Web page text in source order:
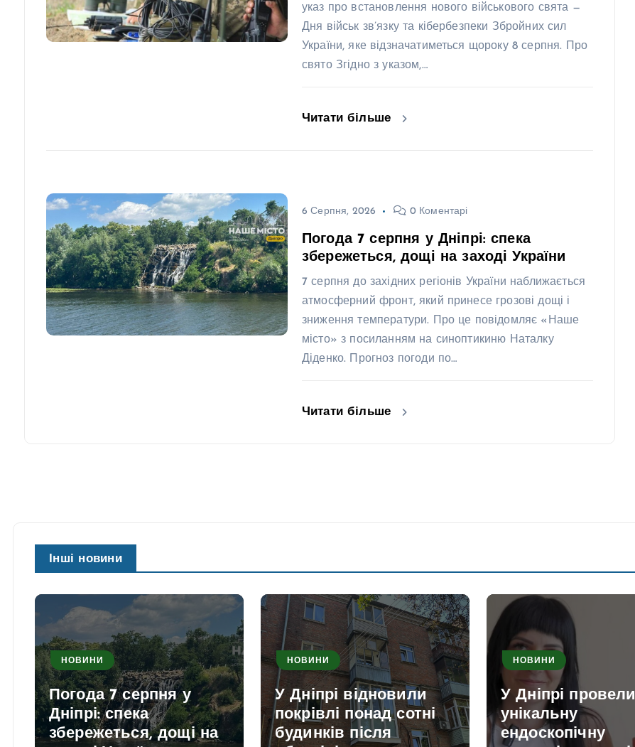
указ про встановлення нового військового свята —
Дня військ зв’язку та кібербезпеки Збройних сил
України, яке відзначатиметься щороку 8 серпня. Про
свято Згідно з указом,…
Читати більше
6 Серпня, 2026 0 Коментарі
Погода 7 серпня у Дніпрі: спека
збережеться, дощі на заході України
7 серпня до західних регіонів України наближається
атмосферний фронт, який принесе грозові дощі і
зниження температури. Про це повідомляє «Наше
місто» з посиланням на синоптикиню Наталку
Діденко. Прогноз погоди по…
Читати більше
Інші новини
НОВИНИ
Погода 7 серпня у
Дніпрі: спека
збережеться, дощі на
НОВИНИ
У Дніпрі відновили
покрівлі понад сотні
будинків після
НОВИНИ
У Дніпрі провели
унікальну
ендоскопічну